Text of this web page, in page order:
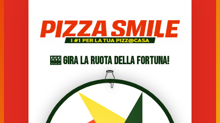
🎰 Gira la Ruota della Fortuna!